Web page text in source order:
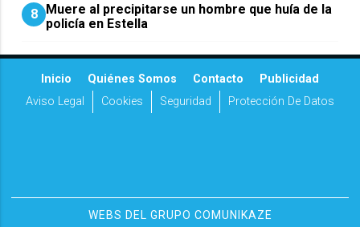
8 Muere al precipitarse un hombre que huía de la
policía en Estella
Inicio Quiénes Somos Contacto
Publicidad
Aviso Legal
Cookies Seguridad Protección De Datos
WEBS DEL GRUPO COMUNIKAZE